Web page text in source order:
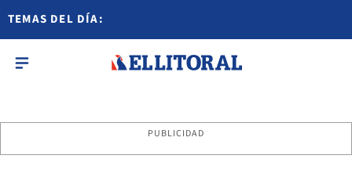
TEMAS DEL DÍA:
PUBLICIDAD